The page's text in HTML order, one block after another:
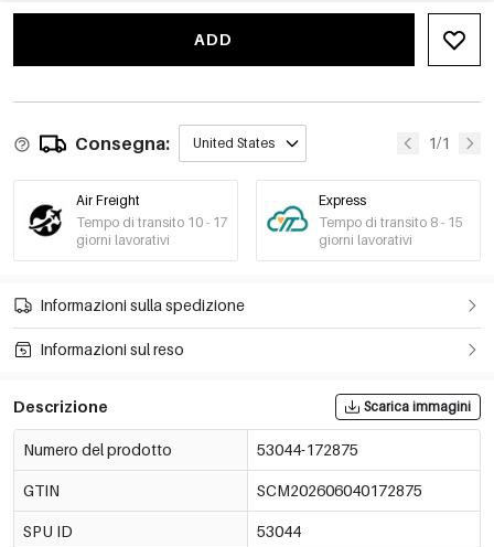
ADD
Consegna: United States 1/1
Air Freight
Tempo di transito 10 - 17
giorni lavorativi
Express
Tempo di transito 8 - 15
giorni lavorativi
Informazioni sulla spedizione
Informazioni sul reso
Descrizione Scarica immagini
Numero del prodotto 53044-172875
GTIN SCM202606040172875
SPU ID 53044